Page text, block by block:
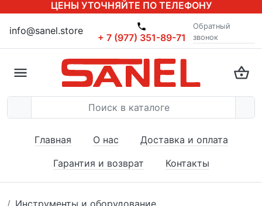
ЦЕНЫ УТОЧНЯЙТЕ ПО ТЕЛЕФОНУ
info@sanel.store
+ 7 (977) 351-89-71
Обратный
звонок
Главная О нас
Доставка и оплата
Гарантия и возврат
Контакты
Инструменты и оборудование